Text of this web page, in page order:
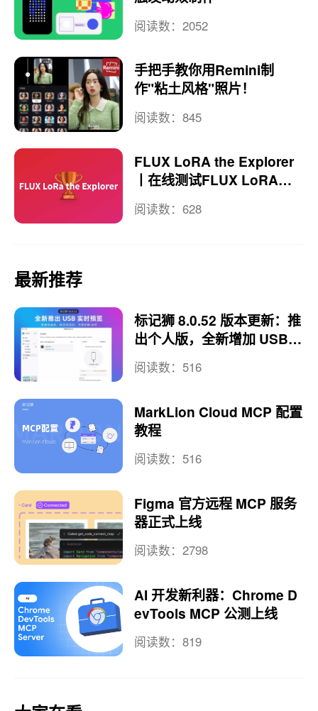
阅读数：2052
手把手教你用Remini制
作"粘土风格"照片！
阅读数：845
FLUX LoRA the Explorer
丨在线测试FLUX LoRA模
型
阅读数：628
最新推荐
标记狮 8.0.52 版本更新：推
出个人版，全新增加 USB
实时预览
阅读数：516
MarkLion Cloud MCP 配置
教程
阅读数：516
Figma 官方远程 MCP 服务
器正式上线
阅读数：2798
AI 开发新利器：Chrome D
evTools MCP 公测上线
阅读数：819